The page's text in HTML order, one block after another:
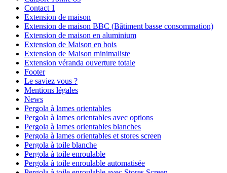
Contact 1
Extension de maison
Extension de maison BBC (Bâtiment basse consommation)
Extension de maison en aluminium
Extension de Maison en bois
Extension de Maison minimaliste
Extension véranda ouverture totale
Footer
Le saviez vous ?
Mentions légales
News
Pergola à lames orientables
Pergola à lames orientables avec options
Pergola à lames orientables blanches
Pergola à lames orientables et stores screen
Pergola à toile blanche
Pergola à toile enroulable
Pergola à toile enroulable automatisée